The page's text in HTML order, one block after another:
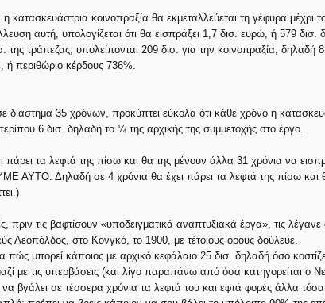
κοινοπραξία θα εκμεταλλεύεται τη γέφυρα μέχρι
αυτή, υπολογίζεται ότι θα εισπράξει 1,7 δισ. ευρώ, ή 579 δισ.
της τράπεζας, υπολείπονται 209 δισ. για την κοινοπραξία, δηλαδή
περιθώριο κέρδους 736%.
διάστημα 35 χρόνων, προκύπτει εύκολα ότι κάθε χρόνο η
6 δισ. δηλαδή το ¼ της αρχικής της συμμετοχής στο έργο.
τα λεφτά της πίσω και θα της μένουν άλλα 31 χρόνια να
Δηλαδή σε 4 χρόνια θα έχει πάρει τα λεφτά της πίσω και
πριν τις βαφτίσουν «υποδειγματικά αναπτυξιακά έργα», τις
Λεοπόλδος, στο Κονγκό, το 1900, με τέτοιους όρους δούλευε.
πώς μπορεί κάποιος με αρχικό κεφάλαιο 25 δισ. δηλαδή όσο
με τις υπερβάσεις (και λίγο παραπάνω από όσα κατηγορείται ο
να βγάλει σε τέσσερα χρόνια τα λεφτά του και εφτά φορές άλλα